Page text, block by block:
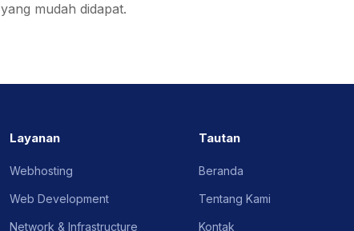
mudah didapat.
Layanan
Webhosting
Web Development
Network & Infrastructure
Tautan
Beranda
Tentang Kami
Kontak